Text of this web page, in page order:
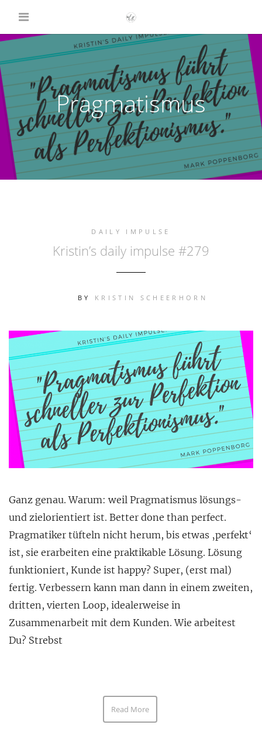
Pragmatismus
DAILY IMPULSE
Kristin’s daily impulse #279
BY KRISTIN SCHEERHORN
Ganz genau. Warum: weil Pragmatismus lösungs-
und zielorientiert ist. Better done than perfect.
Pragmatiker tüfteln nicht herum, bis etwas ‚perfekt‘
ist, sie erarbeiten eine praktikable Lösung. Lösung
funktioniert, Kunde ist happy? Super, (erst mal)
fertig. Verbessern kann man dann in einem zweiten,
dritten, vierten Loop, idealerweise in
Zusammenarbeit mit dem Kunden. Wie arbeitest
Du? Strebst
Read More